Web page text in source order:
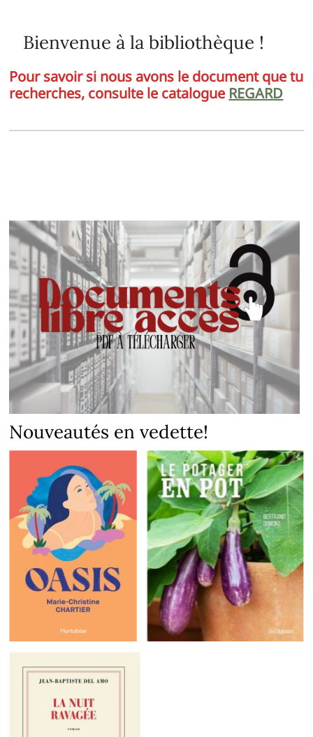
Bienvenue à la bibliothèque !
Pour savoir si nous avons le document que tu
recherches, consulte le catalogue REGARD
Nouveautés en vedette!